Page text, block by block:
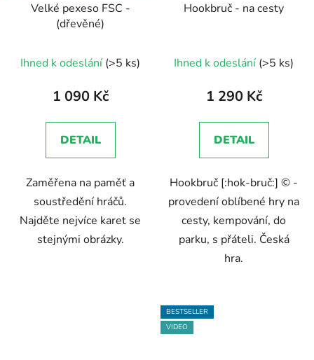
Velké pexeso FSC -
(dřevěné)
Ihned k odeslání (>5 ks)
1 090 Kč
DETAIL
Zaměřena na paměť a
soustředění hráčů.
Najděte nejvíce karet se
stejnými obrázky.
Hookbruč - na cesty
hodnocení
produktu
5,0
z
hvězdiček.
Ihned k odeslání (>5 ks)
1 290 Kč
DETAIL
Hookbruč [:hok-bruč:] © -
provedení oblíbené hry na
cesty, kempování, do
parku, s přáteli. Česká
hra.
BESTSELLER
VIDEO